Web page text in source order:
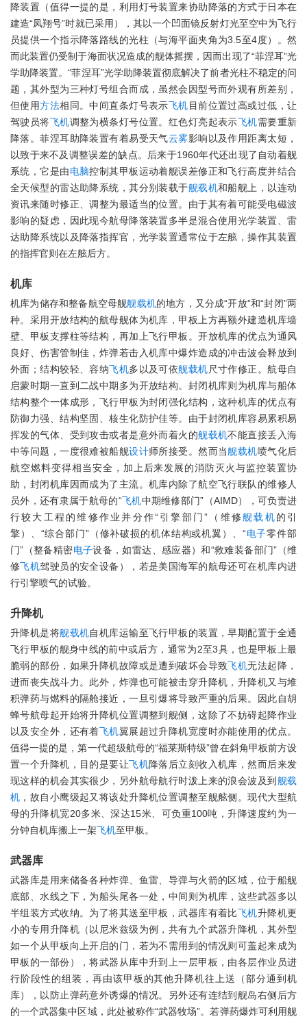
降装置（值得一提的是，利用灯号装置来协助降落的方式于日本在
建造“凤翔号”时就已采用），其以一个凹面镜反射灯光至空中为飞行
员提供一个指示降落路线的光柱（与海平面夹角为3.5至4度）。然
而此装置仍受制于海面状况造成的舰体摇摆，因而出现了“菲涅耳”光
学助降装置。“菲涅耳”光学助降装置彻底解决了前者光柱不稳定的问
题，其外型为三种灯号组合而成，虽然会因型号而外观有所差别，
但使用方法相同。中间直条灯号表示飞机目前位置过高或过低，让
驾驶员将飞机调整为横条灯号位置。红色灯亮起表示飞机需要重新
降落。菲涅耳助降装置有着易受天气云雾影响以及作用距离太短，
以致于来不及调整误差的缺点。后来于1960年代还出现了自动着舰
系统，它是由电脑控制其甲板运动着舰误差修正和飞行高度并结合
全天候型的雷达助降系统，其分别装载于舰载机和船舰上，以连动
资讯来随时修正、调整为最适当的位置。由于其有着可能受电磁波
影响的疑虑，因此现今航母降落装置多半是混合使用光学装置、雷
达助降系统以及降落指挥官，光学装置通常位于左舷，操作其装置
的指挥官则在左舷后方。
机库
机库为储存和整备航空母舰舰载机的地方，又分成“开放”和“封闭”两
种。采用开放结构的航母舰体为机库，甲板上方再额外建造机库墙
壁、甲板支撑柱等结构，再加上飞行甲板。开放机库的优点为通风
良好、伤害管制佳，炸弹若击入机库中爆炸造成的冲击波会释放到
外面；结构较轻、容纳飞机多以及可依舰载机尺寸作修正。航母自
启蒙时期一直到二战中期多为开放结构。封闭机库则为机库与船体
结构整个一体成形，飞行甲板为封闭强化结构，这种机库的优点有
防御力强、结构坚固、核生化防护佳等。由于封闭机库容易累积易
挥发的气体、受到攻击或者是意外而着火的舰载机不能直接丢入海
中等问题，一度很难被船舰设计师所接受。然而当舰载机喷气化后
航空燃料变得相当安全，加上后来发展的消防灭火与监控装置协
助，封闭机库因而成为了主流。机库内除了航空飞行联队的维修人
员外，还有隶属于航母的“飞机中期维修部门”（AIMD），可负责进
行较大工程的维修作业并分作“引擎部门”（维修舰载机的引
擎）、“综合部门”（修补破损的机体结构或机翼）、“电子零件部
门”（整备精密电子设备，如雷达、感应器）和“救难装备部门”（维
修飞机驾驶员的安全设备），若是美国海军的航母还可在机库内进
行引擎喷气的试验。
升降机
升降机是将舰载机自机库运输至飞行甲板的装置，早期配置于全通
飞行甲板的舰身中线的前中或后方，通常为2至3具，也是甲板上最
脆弱的部份，如果升降机故障或是遭到破坏会导致飞机无法起降，
进而丧失战斗力。此外，炸弹也可能被击穿升降机，升降机又与堆
积弹药与燃料的隔舱接近，一旦引爆将导致严重的后果。因此自胡
蜂号航母起开始将升降机位置调整到舰侧，这除了不妨碍起降作业
以及安全外，还有着飞机翼展超过升降机宽度时亦能使用的优点。
值得一提的是，第一代超级航母的“福莱斯特级”曾在斜角甲板前方设
置一个升降机，目的是要让飞机降落后立刻收入机库，然而后来发
现这样的机会其实很少，另外航母航行时泼上来的浪会波及到 舰载
机 ，故自小鹰级起又将该处升降机位置调整至舰舷侧。现代大型航
母的升降机宽20多米、深达15米、可负重100吨，升降速度约为一
分钟自机库搬上一架飞机至甲板。
武器库
武器库是用来储备各种炸弹、鱼雷、导弹与火箭的区域，位于船舰
底部、水线之下，为船头尾各一处，中间则为机库，这些武器多以
半组装方式收纳。为了将其送至甲板，武器库有着比飞机升降机更
小的专用升降机（以尼米兹级为例，共有九个武器升降机，其外型
如一个从甲板向上开启的门，若为不需用到的情况则可盖起来成为
甲板的一部份），将武器从库中升到上一层甲板，由各层作业员进
行阶段性的组装，再由该甲板的其他升降机往上送（部分通到机
库），以防止弹药意外诱爆的情况。另外还有连结到舰岛右侧后方
的一个武器集中区域，此处被称作“武器牧场”。若弹药爆炸可利用舰